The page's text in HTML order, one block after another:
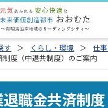
す くらし・環境
仕
制度（中退共制度）のご案内
退職金共済制